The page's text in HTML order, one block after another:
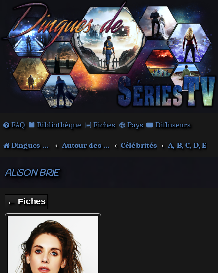
FAQ Bibliothèque Fiches Pays Diffuseurs
Dingues de séries télé ! Autour des films et séries Célébrités A, B, C, D, E
ALISON BRIE
← Fiches